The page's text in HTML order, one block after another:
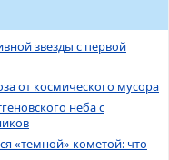
звезды с первой
от космического мусора
неба с
«темной» кометой: что